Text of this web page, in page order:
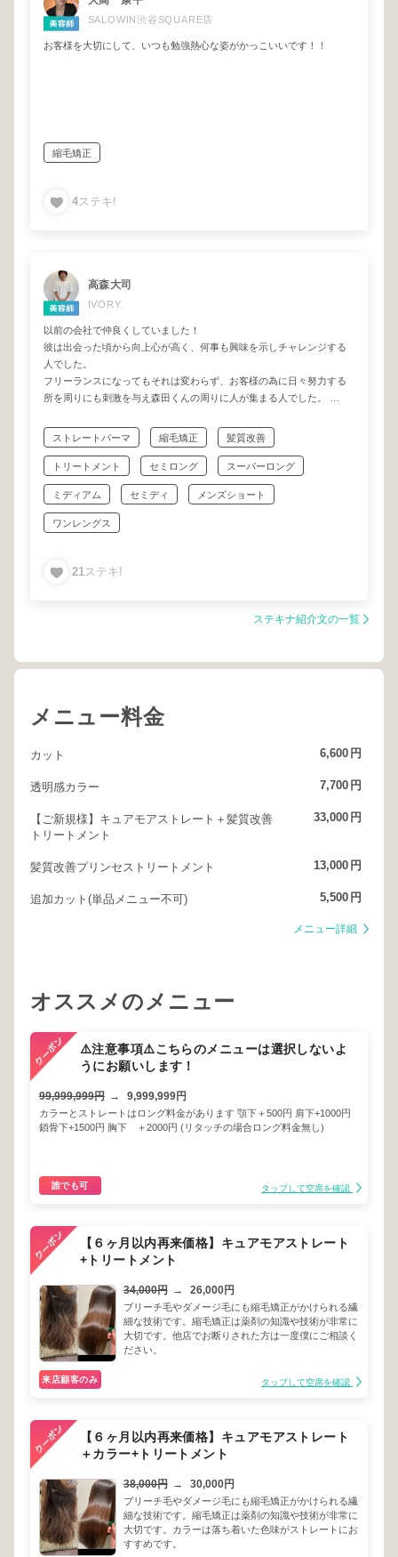
SALOWIN渋谷SQUARE店
お客様を大切にして、いつも勉強熱心な姿がかっこいいです！！
縮毛矯正
4ステキ!
高森大司
IVORY.
以前の会社で仲良くしていました！
彼は出会った頃から向上心が高く、何事も興味を示しチャレンジする
人でした。
フリーランスになってもそれは変わらず、お客様の為に日々努力する
所を周りにも刺激を与え森田くんの周りに人が集まる人でした。
ないでしょう。
是非、髪のお悩みは森田涼平にお任せください。
ストレートパーマ 縮毛矯正 髪質改善
トリートメント セミロング スーパーロング
ミディアム セミディ メンズショート
ワンレングス
21 ステキ!
ステキナ紹介文の一覧
メニュー料金
カット 6,600 円
透明感カラー 7,700 円
【ご新規様】キュアモアストレート＋髪質改善
トリートメント
33,000 円
髪質改善プリンセストリートメント 13,000 円
追加カット(単品メニュー不可) 5,500 円
メニュー詳細
オススメのメニュー
⚠️注意事項⚠️こちらのメニューは選択しないよ
うにお願いします！
99,999,999円 → 9,999,999円
カラーとストレートはロング料金があります 顎下＋500円 肩下+1000円
鎖骨下+1500円 胸下 ＋2000円 (リタッチの場合ロング料金無し)
誰でも可 タップして空席を確認
【６ヶ月以内再来価格】キュアモアストレート
+トリートメント
34,000円 → 26,000円
ブリーチ毛やダメージ毛にも縮毛矯正がかけられる繊
細な技術です。縮毛矯正は薬剤の知識や技術が非常に
大切です。他店でお断りされた方は一度僕にご相談く
ださい。
来店顧客のみ タップして空席を確認
【６ヶ月以内再来価格】キュアモアストレート
＋カラー+トリートメント
38,000円 → 30,000円
ブリーチ毛やダメージ毛にも縮毛矯正がかけられる繊
細な技術です。縮毛矯正は薬剤の知識や技術が非常に
大切です。カラーは落ち着いた色味がストレートにお
すすめです。